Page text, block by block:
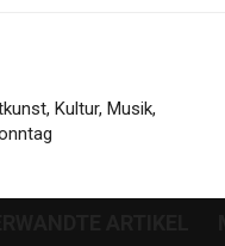
Kultur, Musik,